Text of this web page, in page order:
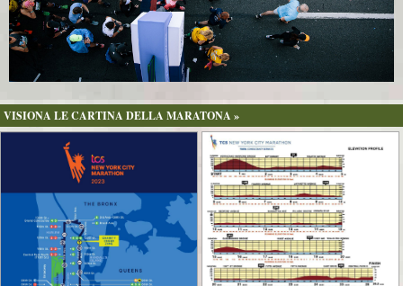
VISIONA LE CARTINA DELLA MARATONA »